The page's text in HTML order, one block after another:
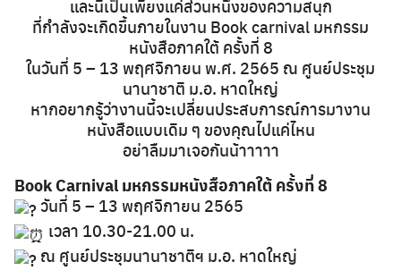
และนี่เป็นเพียงแค่ส่วนหนึ่งของความสนุก
ที่กำลังจะเกิดขึ้นภายในงาน Book carnival มหกรรม
หนังสือภาคใต้ ครั้งที่ 8
ในวันที่ 5 – 13 พฤศจิกายน พ.ศ. 2565 ณ ศูนย์ประชุม
นานาชาติ ม.อ. หาดใหญ่
หากอยากรู้ว่างานนี้จะเปลี่ยนประสบการณ์การมางาน
หนังสือแบบเดิม ๆ ของคุณไปแค่ไหน
อย่าลืมมาเจอกันน้าาาาา
Book Carnival มหกรรมหนังสือภาคใต้ ครั้งที่ 8
วันที่ 5 – 13 พฤศจิกายน 2565
เวลา 10.30-21.00 น.
ณ ศูนย์ประชุมนานาชาติฯ ม.อ. หาดใหญ่